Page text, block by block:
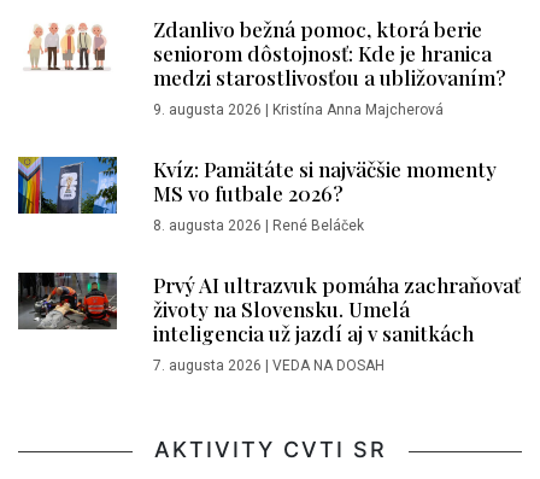
Zdanlivo bežná pomoc, ktorá berie
seniorom dôstojnosť: Kde je hranica
medzi starostlivosťou a ubližovaním?
9. augusta 2026 Kristína Anna Majcherová
Kvíz: Pamätáte si najväčšie momenty
MS vo futbale 2026?
8. augusta 2026 René Beláček
Prvý AI ultrazvuk pomáha zachraňovať
životy na Slovensku. Umelá
inteligencia už jazdí aj v sanitkách
7. augusta 2026 VEDA NA DOSAH
AKTIVITY CVTI SR